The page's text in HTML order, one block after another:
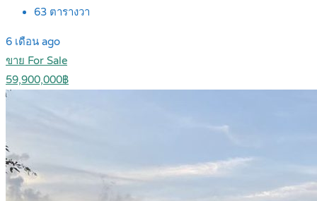
63 ตารางวา
6 เดือน ago
ขาย For Sale
59,900,000฿